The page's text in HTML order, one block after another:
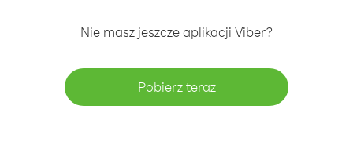
Nie masz jeszcze aplikacji Viber?
Pobierz teraz